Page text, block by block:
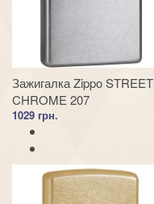
Зажигалка Zippo STREET
CHROME 207
1029 грн.